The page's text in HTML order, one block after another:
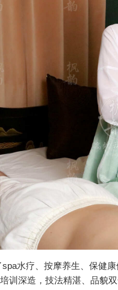
水疗、按摩养生、保健
训深造，技法精湛、品貌